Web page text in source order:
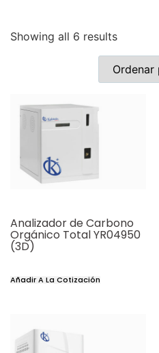
Showing all 6 results
Analizador de Carbono
Orgánico Total YR04950
(3D)
Añadir A La Cotización